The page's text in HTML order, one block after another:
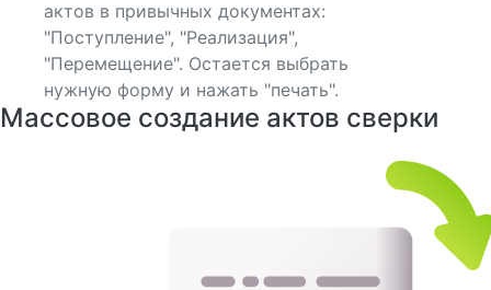
актов в привычных документах:
"Поступление", "Реализация",
"Перемещение". Остается выбрать
нужную форму и нажать "печать".
Массовое создание актов сверки